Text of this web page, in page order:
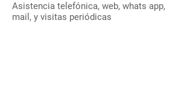
Asistencia telefónica, web, whats app,
mail, y visitas periódicas